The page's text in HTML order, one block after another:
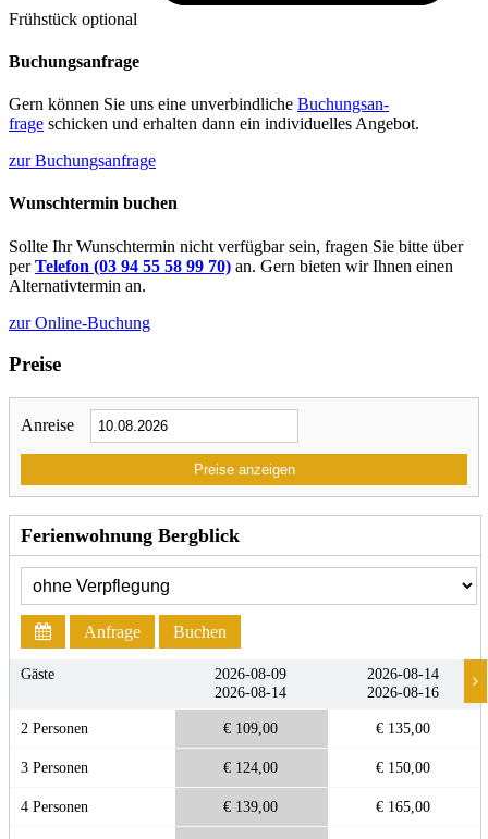
Frühstück optio­nal
Buchungsanfrage
Gern können Sie uns eine unver­bind­li­che Buchungs­an­
frage schicken und erhal­ten dann ein indivi­du­el­les Angebot.
zur Buchungs­an­frage
Wunschtermin buchen
Sollte Ihr Wunsch­ter­min nicht verfüg­bar sein, fragen Sie bitte über
perTelefon (03 94 55 58 99 70) an. Gern bieten wir Ihnen einen
Alter­na­tiv­ter­min an.
zur Online-Buchung
Preise
Anreise
Preise anzeigen
Ferienwohnung Bergblick
Anfrage Buchen
Gäste
2 Personen
3 Personen
4 Personen
2026-08-09
2026-08-14
€ 109,00
€ 124,00
€ 139,00
2026-08-14
2026-08-16
€ 135,00
€ 150,00
€ 165,00